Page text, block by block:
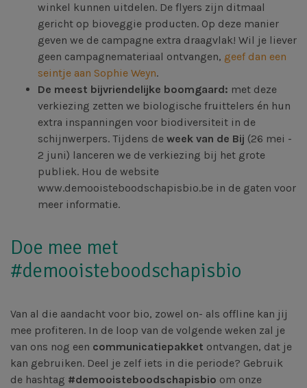
winkel kunnen uitdelen. De flyers zijn ditmaal
gericht op bioveggie producten. Op deze manier
geven we de campagne extra draagvlak! Wil je liever
geen campagnemateriaal ontvangen, geef dan een
seintje aan Sophie Weyn.
De meest bijvriendelijke boomgaard: met deze
verkiezing zetten we biologische fruittelers én hun
extra inspanningen voor biodiversiteit in de
schijnwerpers. Tijdens de week van de Bij (26 mei -
2 juni) lanceren we de verkiezing bij het grote
publiek. Hou de website
www.demooisteboodschapisbio.be in de gaten voor
meer informatie.
Doe mee met
#demooisteboodschapisbio
Van al die aandacht voor bio, zowel on- als offline kan jij
mee profiteren. In de loop van de volgende weken zal je
van ons nog een communicatiepakket ontvangen, dat je
kan gebruiken. Deel je zelf iets in die periode? Gebruik
de hashtag #demooisteboodschapisbio om onze